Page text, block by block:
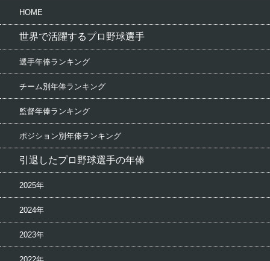
HOME
世界で活躍するプロ野球選手
選手年俸ランキング
チーム別年俸ランキング
監督年俸ランキング
ポジション別年俸ランキング
引退したプロ野球選手の年俸
2025年
2024年
2023年